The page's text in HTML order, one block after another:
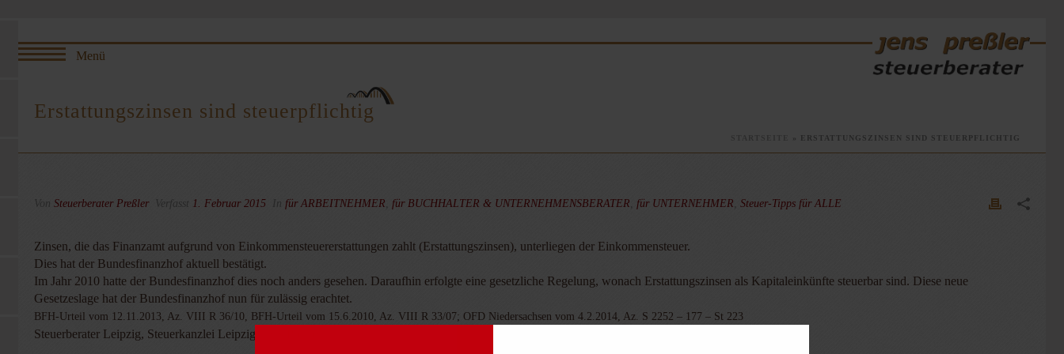
Erstattungszinsen sind steuerpflichtig
» ERSTATTUNGSZINSEN SIND STEUERPFLICHTIG
Von Steuerberater Preßler Verfasst 1. Februar 2015 In für ARBEITNEHMER für BUCHHALTER & UNTERNEHMENSBERATER für UNTERNEHMER Steuer-Tipps für ALLE
Zinsen, die das Finanzamt aufgrund von Einkommensteuererstattungen zahlt (Erstattungszinsen), unterliegen der Einkommensteuer.
Dies hat der Bundesfinanzhof aktuell bestätigt.
Im Jahr 2010 hatte der Bundesfinanzhof dies noch anders gesehen. Daraufhin erfolgte eine gesetzliche Regelung, wonach Erstattungszinsen als Kapitaleinkünfte steuerbar sind. Diese neue
Gesetzeslage hat der Bundesfinanzhof nun für zulässig erachtet.
BFH-Urteil vom 12.11.2013, Az. VIII R 36/10, BFH-Urteil vom 15.6.2010, Az. VIII R 33/07; OFD Niedersachsen vom 4.2.2014, Az. S 2252 – 177 – St 223
Steuerberater Leipzig, Steuerkanzlei Leipzig, Jens Preßler